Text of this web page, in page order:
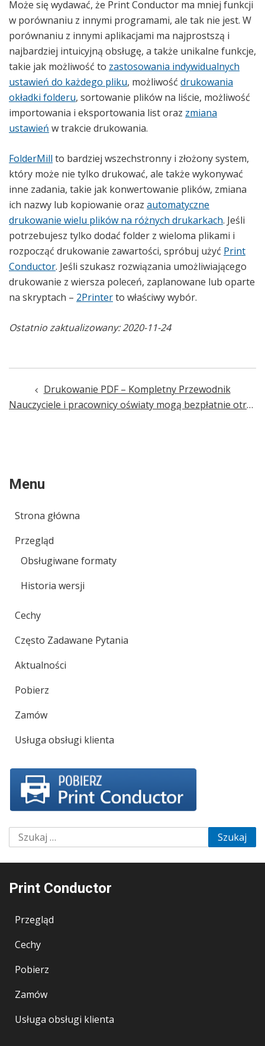
Może się wydawać, że Print Conductor ma mniej funkcji
w porównaniu z innymi programami, ale tak nie jest. W
porównaniu z innymi aplikacjami ma najprostszą i
najbardziej intuicyjną obsługę, a także unikalne funkcje,
takie jak możliwość to zastosowania indywidualnych
ustawień do każdego pliku, możliwość drukowania
okładki folderu, sortowanie plików na liście, możliwość
importowania i eksportowania list oraz zmiana
ustawień w trakcie drukowania.
FolderMill to bardziej wszechstronny i złożony system,
który może nie tylko drukować, ale także wykonywać
inne zadania, takie jak konwertowanie plików, zmiana
ich nazwy lub kopiowanie oraz automatyczne
drukowanie wielu plików na różnych drukarkach. Jeśli
potrzebujesz tylko dodać folder z wieloma plikami i
rozpocząć drukowanie zawartości, spróbuj użyć Print
Conductor. Jeśli szukasz rozwiązania umożliwiającego
drukowanie z wiersza poleceń, zaplanowane lub oparte
na skryptach – 2Printerto właściwy wybór.
Ostatnio zaktualizowany: 2020-11-24
Post
Drukowanie PDF – Kompletny Przewodnik
Nauczyciele i pracownicy oświaty mogą bezpłatnie otrzymać Print Conductor
Menu
Strona główna
Przegląd
Obsługiwane formaty
Historia wersji
Cechy
Często Zadawane Pytania
Aktualności
Pobierz
Zamów
Usługa obsługi klienta
Szukaj:
Print Conductor
Przegląd
Cechy
Pobierz
Zamów
Usługa obsługi klienta